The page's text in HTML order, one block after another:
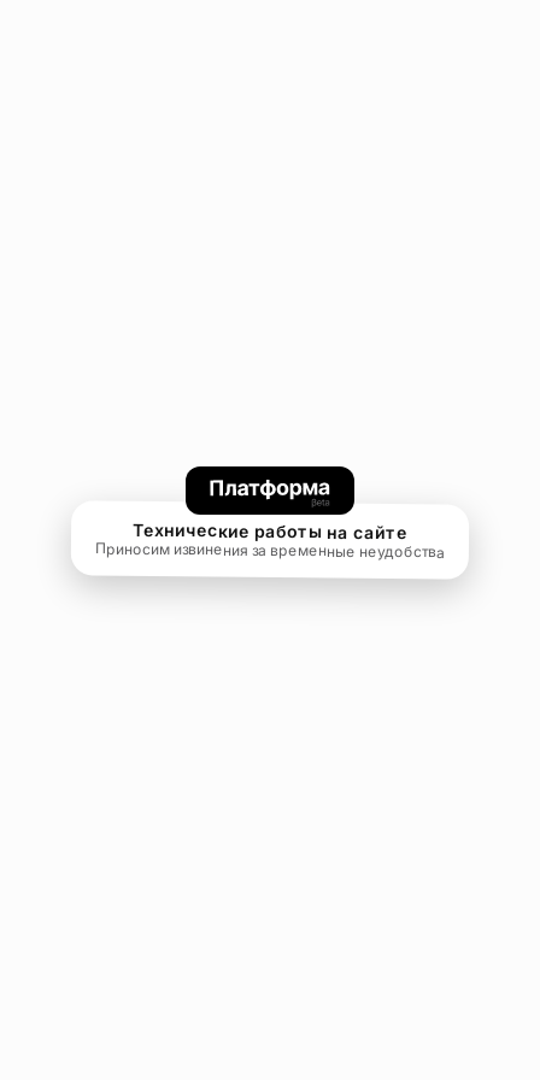
Технические работы на сайте
Приносим извинения за временные неудобства